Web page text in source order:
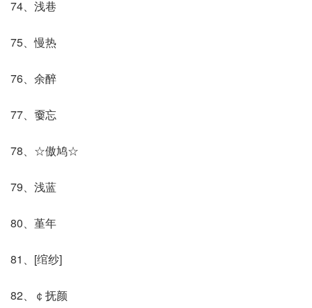
74、浅巷
75、慢热
76、余醉
77、嫑忘
78、☆傲鸠☆
79、浅蓝
80、堇年
81、[绾纱]
82、￠抚颜